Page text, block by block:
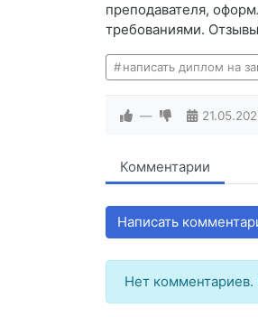
преподавателя,
требованиями.
написать диплом на
—
Комментарии
Написать
Нет